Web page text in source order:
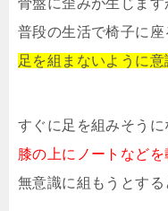
骨盤に歪みが生じます
普段の生活で椅子に座
足を組まないように意
すぐに足を組みそうに
膝の上にノートなど
無意識に組もうとする